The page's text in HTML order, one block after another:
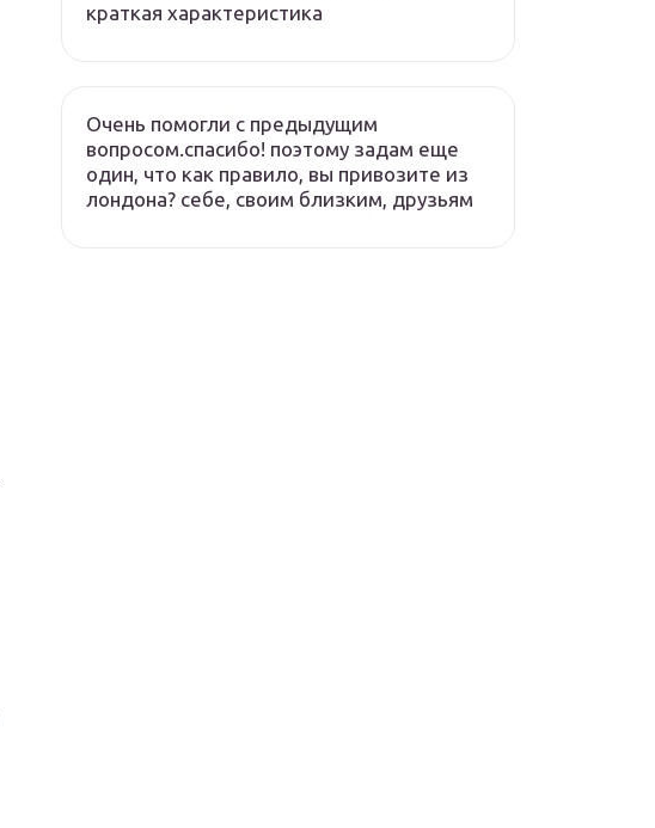
краткая характеристика
Очень помогли с предыдущим
вопросом.спасибо! поэтому задам еще
один, что как правило, вы привозите из
лондона? себе, своим близким, друзьям